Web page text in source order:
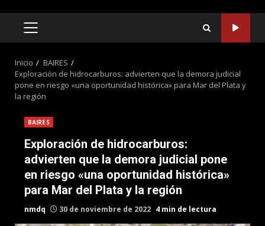
MENÚ
Inicio
BAIRES
Exploración de hidrocarburos: advierten que la demora judicial
pone en riesgo «una oportunidad histórica» para Mar del Plata y
la región
BAIRES
Exploración de hidrocarburos:
advierten que la demora judicial pone
en riesgo «una oportunidad histórica»
para Mar del Plata y la región
nmdq 30 de noviembre de 2022 4 min de lectura